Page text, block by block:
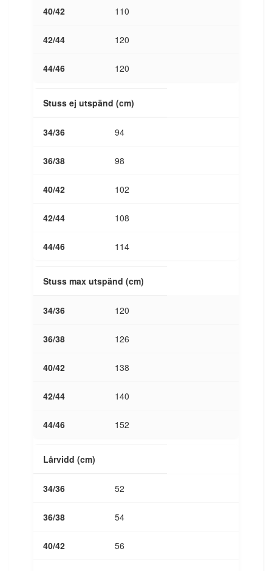
110
120
120
Stuss ej utspänd (cm)
94
98
102
108
114
Stuss max utspänd (cm)
120
126
138
140
152
Lårvidd (cm)
52
54
56